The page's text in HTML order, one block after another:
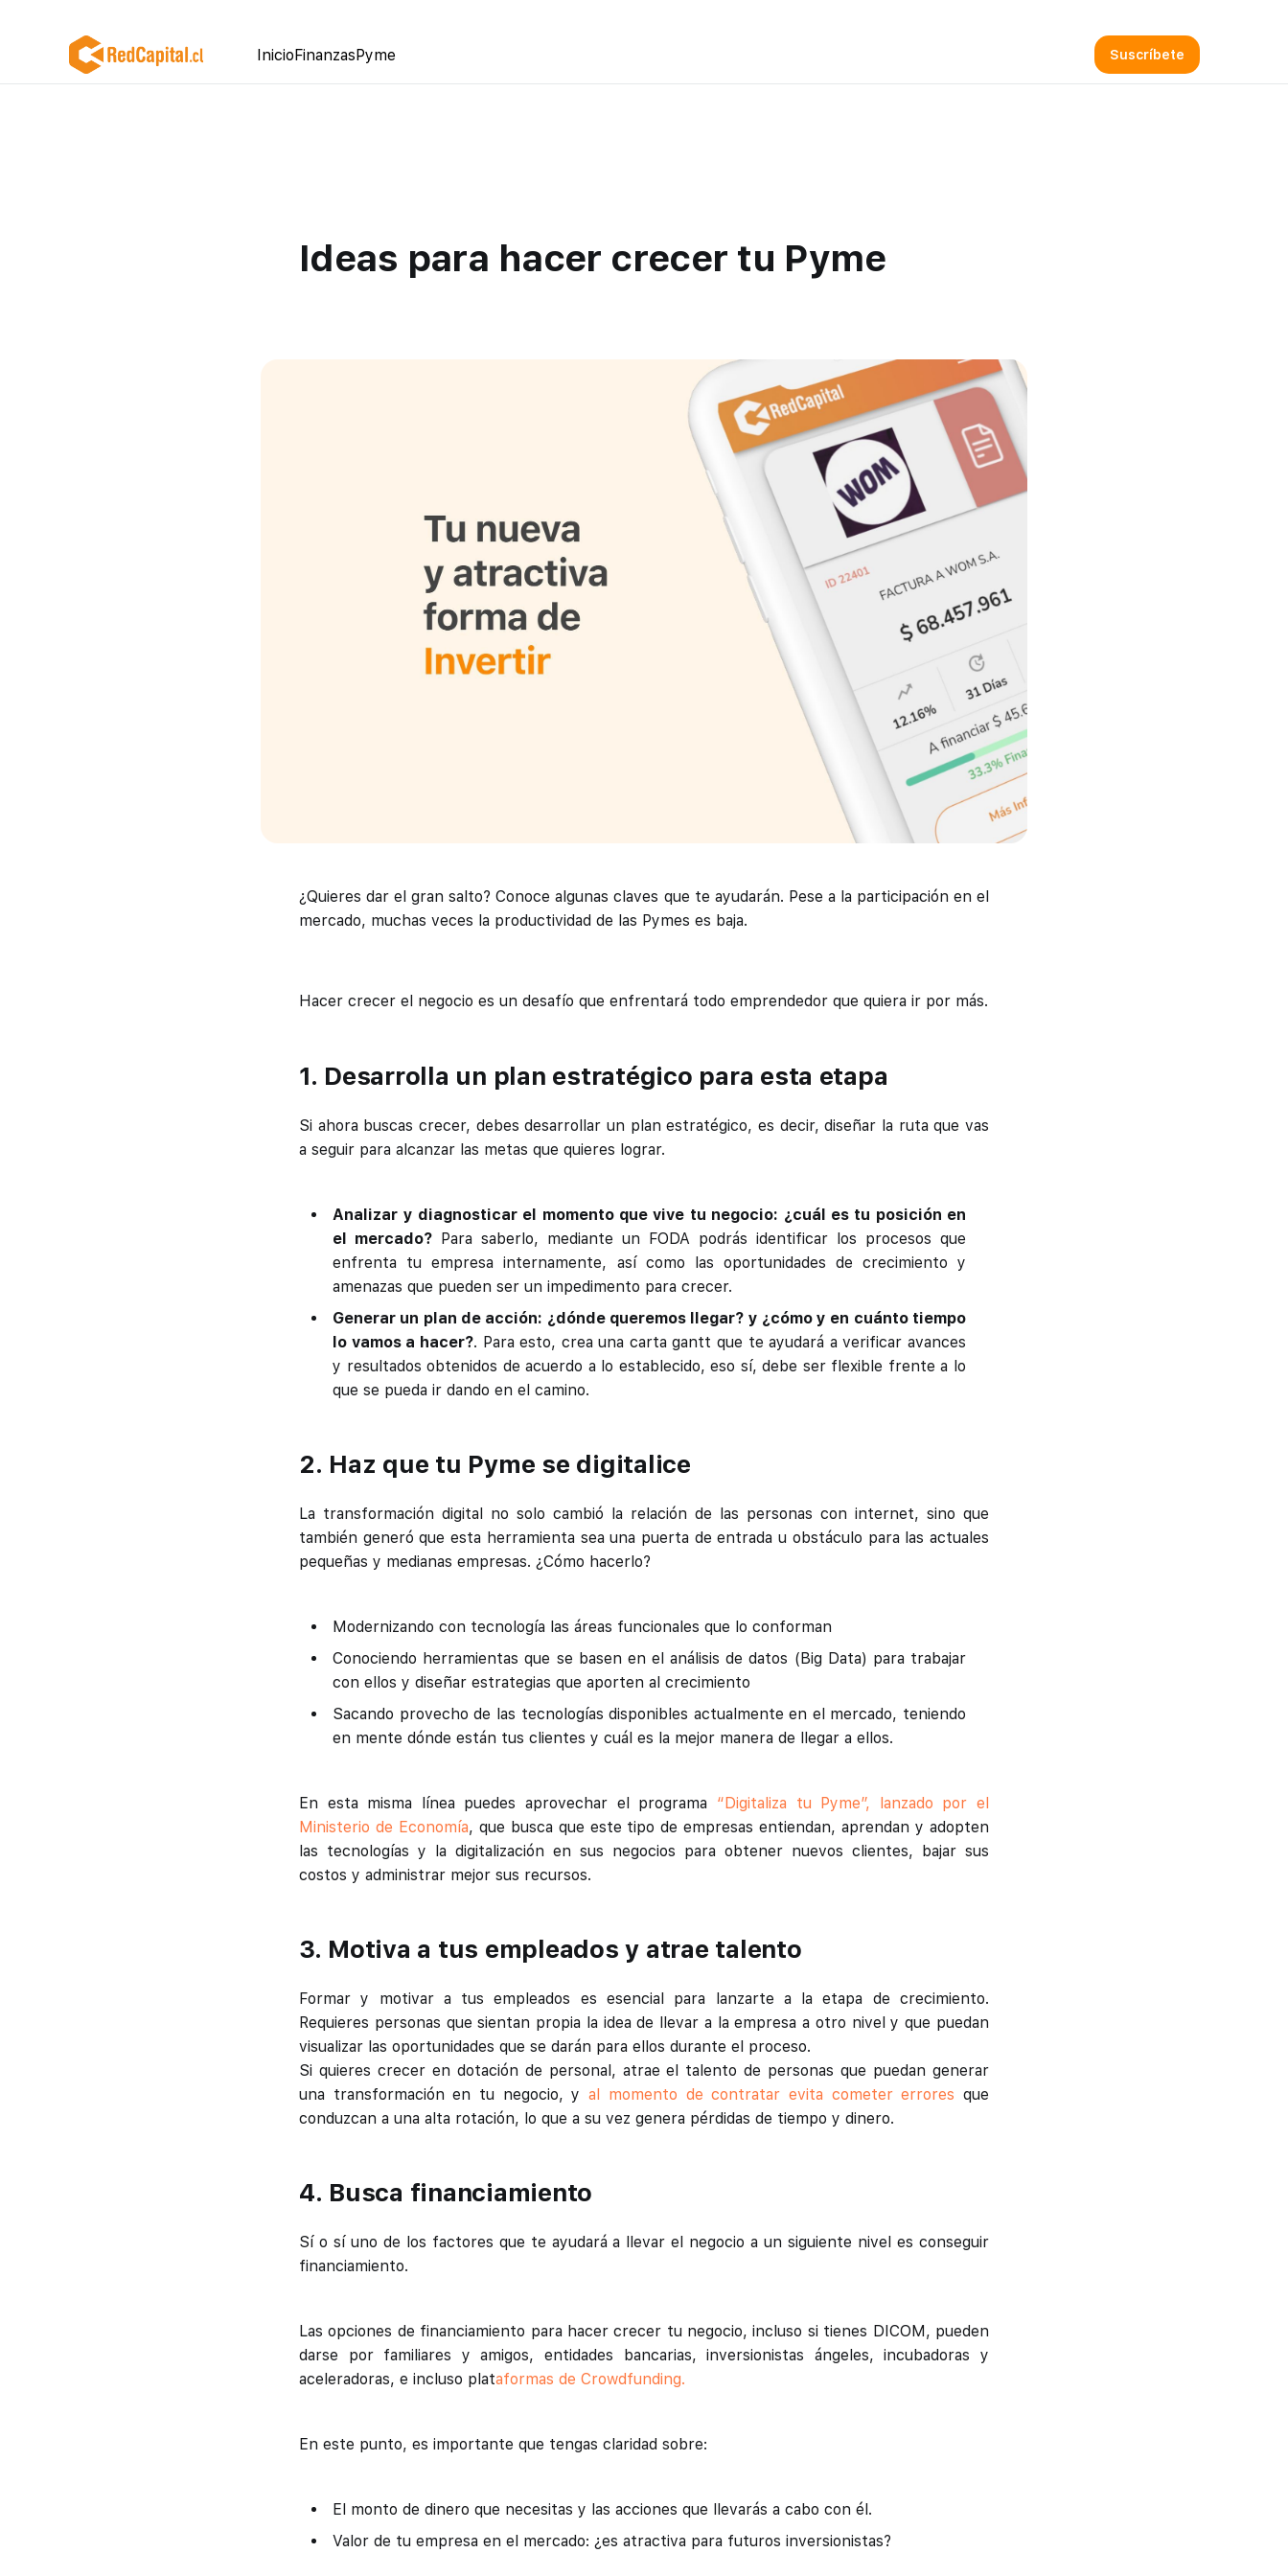
InicioFinanzasPyme
Ideas para hacer crecer tu Pyme
¿Quieres dar el gran salto? Conoce algunas claves que te ayudarán. Pese a la participación en el
mercado, muchas veces la productividad de las Pymes es baja.
Hacer crecer el negocio es un desafío que enfrentará todo emprendedor que quiera ir por más.
1. Desarrolla un plan estratégico para esta etapa
Si ahora buscas crecer, debes desarrollar un plan estratégico, es decir, diseñar la ruta que vas
a seguir para alcanzar las metas que quieres lograr.
Analizar y diagnosticar el momento que vive tu negocio: ¿cuál es tu posición en
el mercado? Para saberlo, mediante un FODA podrás identificar los procesos que
enfrenta tu empresa internamente, así como las oportunidades de crecimiento y
amenazas que pueden ser un impedimento para crecer.
Generar un plan de acción: ¿dónde queremos llegar? y ¿cómo y en cuánto tiempo
lo vamos a hacer?. Para esto, crea una carta gantt que te ayudará a verificar avances
y resultados obtenidos de acuerdo a lo establecido, eso sí, debe ser flexible frente a lo
que se pueda ir dando en el camino.
2. Haz que tu Pyme se digitalice
La transformación digital no solo cambió la relación de las personas con internet, sino que
también generó que esta herramienta sea una puerta de entrada u obstáculo para las actuales
pequeñas y medianas empresas. ¿Cómo hacerlo?
Modernizando con tecnología las áreas funcionales que lo conforman
Conociendo herramientas que se basen en el análisis de datos (Big Data) para trabajar
con ellos y diseñar estrategias que aporten al crecimiento
Sacando provecho de las tecnologías disponibles actualmente en el mercado, teniendo
en mente dónde están tus clientes y cuál es la mejor manera de llegar a ellos.
En esta misma línea puedes aprovechar el programa “Digitaliza tu Pyme”, lanzado por el
Ministerio de Economía, que busca que este tipo de empresas entiendan, aprendan y adopten
las tecnologías y la digitalización en sus negocios para obtener nuevos clientes, bajar sus
costos y administrar mejor sus recursos.
3. Motiva a tus empleados y atrae talento
Formar y motivar a tus empleados es esencial para lanzarte a la etapa de crecimiento.
Requieres personas que sientan propia la idea de llevar a la empresa a otro nivel y que puedan
visualizar las oportunidades que se darán para ellos durante el proceso.
Si quieres crecer en dotación de personal, atrae el talento de personas que puedan generar
una transformación en tu negocio, yal momento de contratar evita cometer errores que
conduzcan a una alta rotación, lo que a su vez genera pérdidas de tiempo y dinero.
4. Busca financiamiento
Sí o sí uno de los factores que te ayudará a llevar el negocio a un siguiente nivel es conseguir
financiamiento.
Las opciones de financiamiento para hacer crecer tu negocio, incluso si tienes DICOM, pueden
darse por familiares y amigos, entidades bancarias, inversionistas ángeles, incubadoras y
aceleradoras, e incluso plataformas de Crowdfunding.
En este punto, es importante que tengas claridad sobre:
El monto de dinero que necesitas y las acciones que llevarás a cabo con él.
Valor de tu empresa en el mercado: ¿es atractiva para futuros inversionistas?